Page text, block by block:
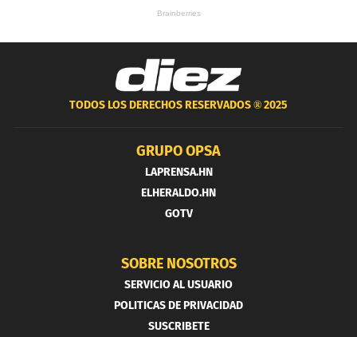
TODOS LOS DERECHOS RESERVADOS ®2025
GRUPO OPSA
LAPRENSA.HN
ELHERALDO.HN
GOTV
SOBRE NOSOTROS
SERVICIO AL USUARIO
POLITICAS DE PRIVACIDAD
SUSCRIBETE